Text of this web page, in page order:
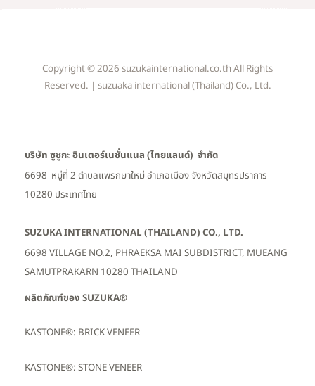
Copyright © 2026 suzukainternational.co.th All Rights
Reserved. | suzuaka international (Thailand) Co., Ltd.
บริษัท ซูซูกะ อินเตอร์เนชั่นแนล (ไทยแลนด์) จำกัด
6698 หมู่ที่ 2 ตำบลแพรกษาใหม่ อำเภอเมืองจังหวัดสมุทรปราการ
10280 ประเทศไทย
SUZUKA INTERNATIONAL (THAILAND) CO., LTD.
6698 VILLAGE NO.2, PHRAEKSA MAI SUBDISTRICT, MUEANG
SAMUTPRAKARN 10280 THAILAND
ผลิตภัณฑ์ของ SUZUKA®
KASTONE®: BRICK VENEER
KASTONE®: STONE VENEER